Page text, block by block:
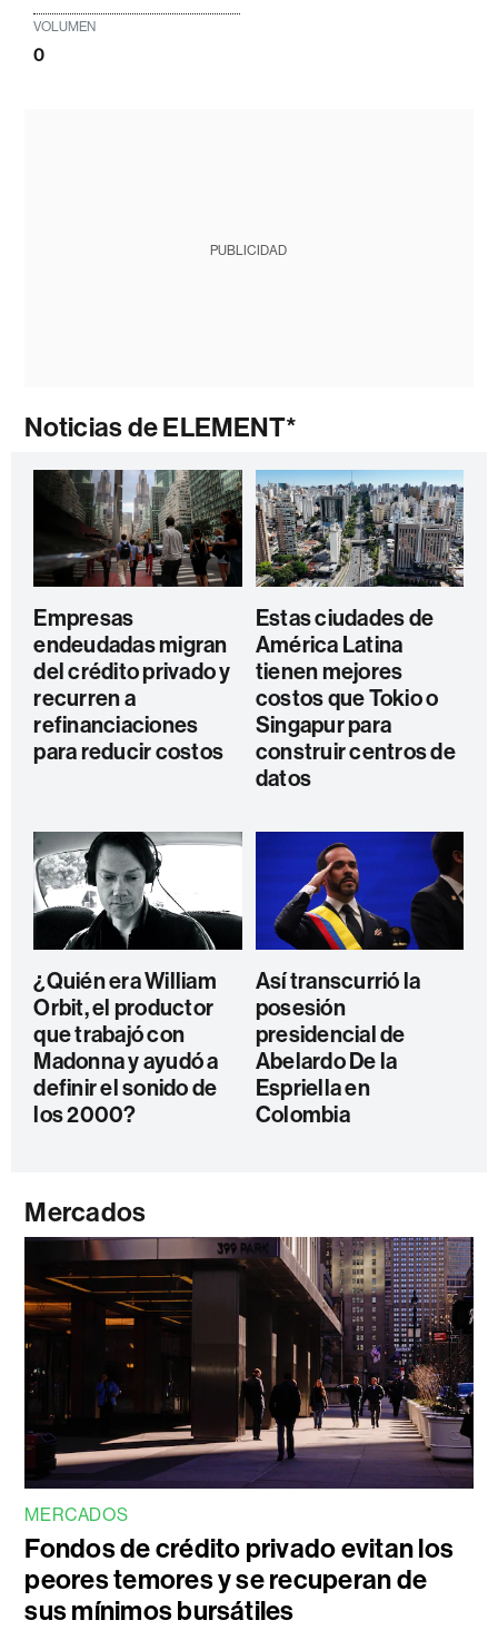
VOLUMEN
0
PUBLICIDAD
Noticias de ELEMENT*
Empresas
endeudadas migran
del crédito privado y
recurren a
refinanciaciones
para reducir costos
Estas ciudades de
América Latina
tienen mejores
costos que Tokio o
Singapur para
construir centros de
datos
¿Quién era William
Orbit, el productor
que trabajó con
Madonna y ayudó a
definir el sonido de
los 2000?
Así transcurrió la
posesión
presidencial de
Abelardo De la
Espriella en
Colombia
Mercados
MERCADOS
Fondos de crédito privado evitan los
peores temores y se recuperan de
sus mínimos bursátiles